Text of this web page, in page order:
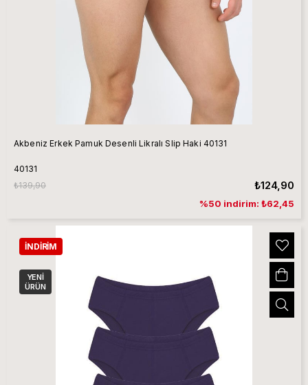
Akbeniz Erkek Pamuk Desenli Likralı Slip Haki 40131
40131
₺124,90
₺139,90
%50 indirim: ₺62,45
İNDIRIM
YENI
ÜRÜN